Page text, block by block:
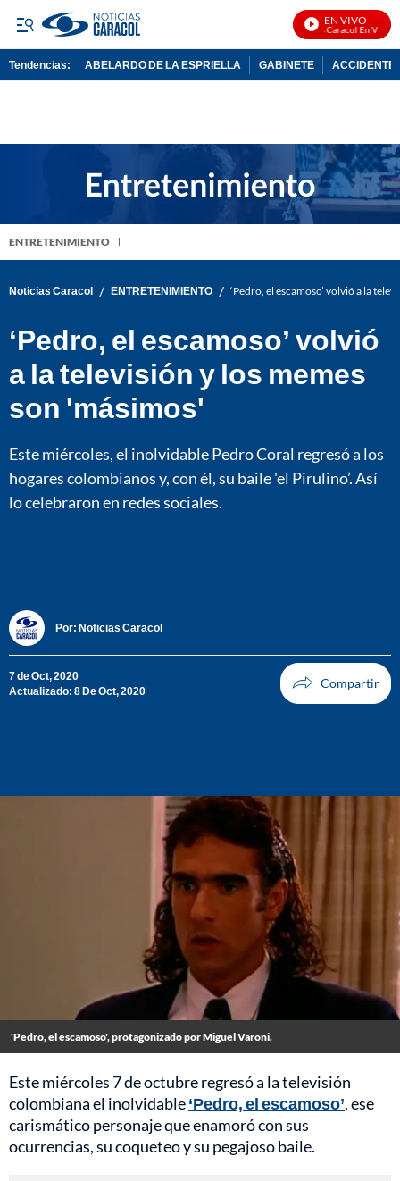
EN VIVO
Noticias Caracol En Vivo
Tendencias: ABELARDO DE LA ESPRIELLA GABINETE ACCIDENTE
ENTRETENIMIENTO
Noticias Caracol / ENTRETENIMIENTO / ‘Pedro, el escamoso’ volvió a la
‘Pedro, el escamoso’ volvió
a la televisión y los memes
son 'másimos'
Este miércoles, el inolvidable Pedro Coral regresó a los
hogares colombianos y, con él, su baile 'el Pirulino’. Así
lo celebraron en redes sociales.
Por: Noticias Caracol
7 de Oct, 2020
Actualizado: 8 De Oct, 2020
'Pedro, el escamoso', protagonizado por Miguel Varoni.
Este miércoles 7 de octubre regresó a la televisión
colombiana el inolvidable‘Pedro, el escamoso’, ese
carismático personaje que enamoró con sus
ocurrencias, su coqueteo y su pegajoso baile.